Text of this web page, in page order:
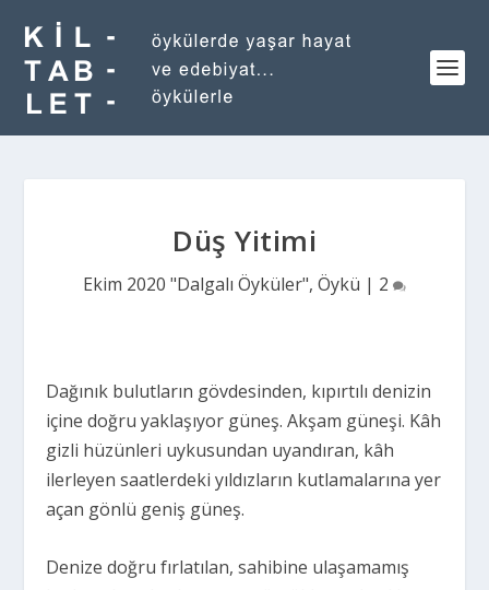
Düş Yitimi
Ekim 2020 "Dalgalı Öyküler", Öykü | 2
Dağınık bulutların gövdesinden, kıpırtılı denizin
içine doğru yaklaşıyor güneş. Akşam güneşi. Kâh
gizli hüzünleri uykusundan uyandıran, kâh
ilerleyen saatlerdeki yıldızların kutlamalarına yer
açan gönlü geniş güneş.
Denize doğru fırlatılan, sahibine ulaşamamış